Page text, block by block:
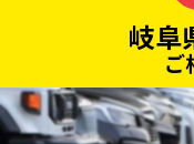
ソコカラの岐阜
ご